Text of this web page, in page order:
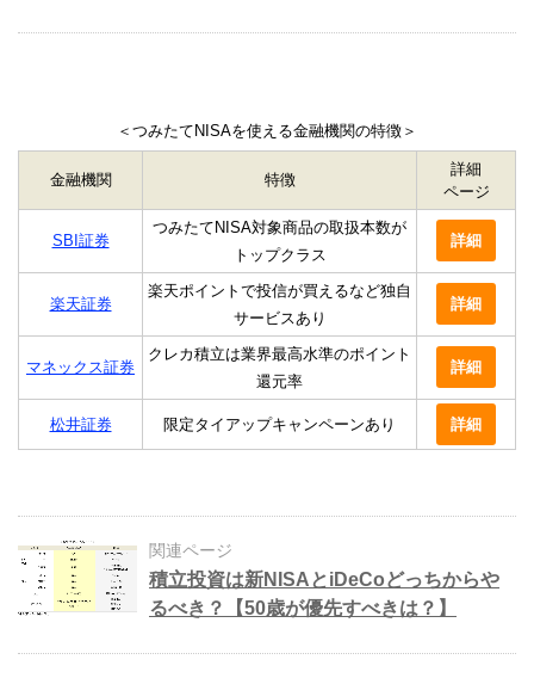
＜つみたてNISAを使える金融機関の特徴＞
金融機関 特徴
詳細
ページ
SBI証券
つみたてNISA対象商品の取扱本数が
トップクラス
詳細
楽天証券
楽天ポイントで投信が買えるなど独自
サービスあり
詳細
マネックス証券
クレカ積立は業界最高水準のポイント
還元率
詳細
松井証券 限定タイアップキャンペーンあり 詳細
関連ページ
積立投資は新NISAとiDeCoどっちからや
るべき？【50歳が優先すべきは？】